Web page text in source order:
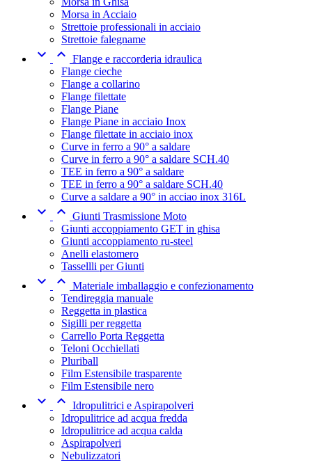
Morsa in Acciaio
Strettoie professionali in acciaio
Strettoie falegname
  Flange e raccorderia idraulica
Flange cieche
Flange a collarino
Flange filettate
Flange Piane
Flange Piane in acciaio Inox
Flange filettate in acciaio inox
Curve in ferro a 90° a saldare
Curve in ferro a 90° a saldare SCH.40
TEE in ferro a 90° a saldare
TEE in ferro a 90° a saldare SCH.40
Curve a saldare a 90° in acciao inox 316L
  Giunti Trasmissione Moto
Giunti accoppiamento GET in ghisa
Giunti accoppiamento ru-steel
Anelli elastomero
Tassellli per Giunti
  Materiale imballaggio e confezionamento
Tendireggia manuale
Reggetta in plastica
Sigilli per reggetta
Carrello Porta Reggetta
Teloni Occhiellati
Pluriball
Film Estensibile trasparente
Film Estensibile nero
  Idropulitrici e Aspirapolveri
Idropulitrice ad acqua fredda
Idropulitrice ad acqua calda
Aspirapolveri
Nebulizzatori